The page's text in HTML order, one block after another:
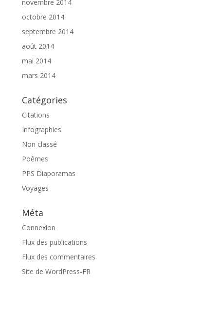
novembre 2014
octobre 2014
septembre 2014
août 2014
mai 2014
mars 2014
Catégories
Citations
Infographies
Non classé
Poêmes
PPS Diaporamas
Voyages
Méta
Connexion
Flux des publications
Flux des commentaires
Site de WordPress-FR